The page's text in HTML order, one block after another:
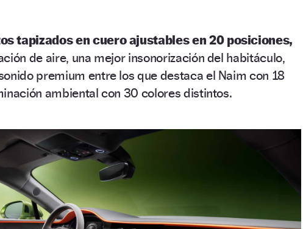
tapizados en cuero ajustables en 20 posiciones,
de aire, una mejor insonorización del habitáculo,
premium entre los que destaca el Naim con 18
ambiental con 30 colores distintos.